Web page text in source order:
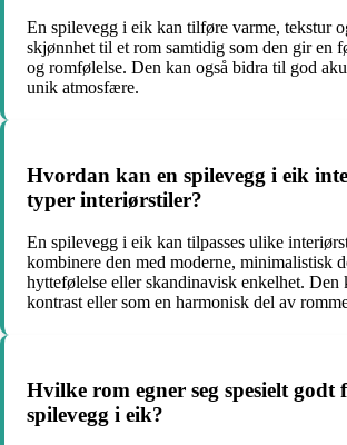
En spilevegg i eik kan tilføre varme, tekstur
skjønnhet til et rom samtidig som den gir en
og romfølelse. Den kan også bidra til god
unik atmosfære.
Hvordan kan en spilevegg i eik
typer interiørstiler?
En spilevegg i eik kan tilpasses ulike
kombinere den med moderne, minimalistisk
hyttefølelse eller skandinavisk enkelhet. Den
kontrast eller som en harmonisk del av
Hvilke rom egner seg spesielt godt
spilevegg i eik?